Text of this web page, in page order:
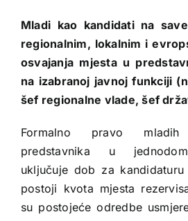
Mladi kao kandidati na
regionalnim, lokalnim i
osvajanja mjesta u
na izabranoj javnoj funkciji
šef regionalne vlade, šef
Formalno pravo
predstavnika u
uključuje dob za
postoji kvota mjesta
su postojeće odredbe